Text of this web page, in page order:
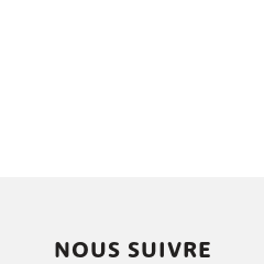
NOUS SUIVRE